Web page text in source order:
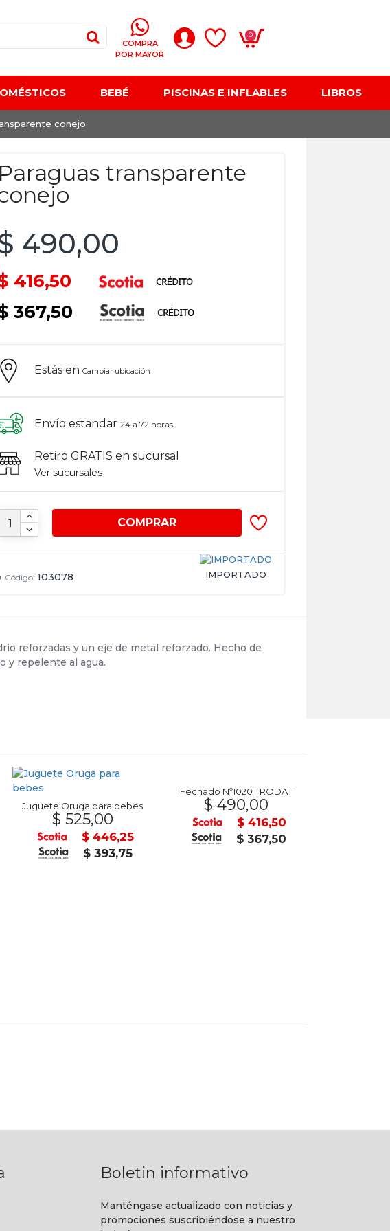
COMPRA
POR MAYOR
0
BEBÉ PISCINAS E INFLABLES LIBROS
conejo
Paraguas transparente
Código: 103078 IMPORTADO
490,00
416,50
367,50
COMPRAR
Estás enCambiar ubicación
Envío estandar 24 a 72 horas.
Retiro GRATIS en sucursal
Ver sucursales
reforzadas y un eje de metal reforzado. Hecho de
y repelente al agua.
Juguete Oruga para bebes
$ 525,00
$ 446,25
$ 393,75
Fechado Nº1020 TRODAT
$ 490,00
$ 416,50
$ 367,50
Boletin informativo
Manténgase actualizado con noticias y
promociones suscribiéndose a nuestro